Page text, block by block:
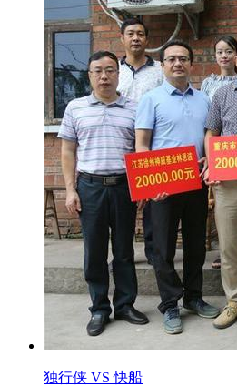
独行侠 VS 快船